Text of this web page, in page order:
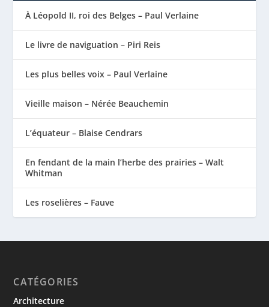
À Léopold II, roi des Belges – Paul Verlaine
Le livre de naviguation – Piri Reis
Les plus belles voix – Paul Verlaine
Vieille maison – Nérée Beauchemin
L’équateur – Blaise Cendrars
En fendant de la main l’herbe des prairies – Walt
Whitman
Les roselières – Fauve
CATÉGORIES
Architecture